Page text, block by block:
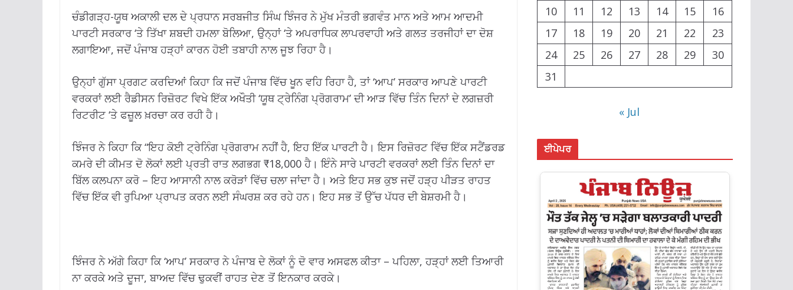
ਚੰਡੀਗੜ੍ਹ-ਯੂਥ ਅਕਾਲੀ ਦਲ ਦੇ ਪ੍ਰਧਾਨ ਸਰਬਜੀਤ ਸਿੰਘ ਝਿੰਜਰ ਨੇ ਮੁੱਖ ਮੰਤਰੀ ਭਗਵੰਤ ਮਾਨ ਅਤੇ ਆਮ ਆਦਮੀ
ਪਾਰਟੀ ਸਰਕਾਰ ‘ਤੇ ਤਿੱਖਾ ਸ਼ਬਦੀ ਹਮਲਾ ਬੋਲਿਆ, ਉਨ੍ਹਾਂ ‘ਤੇ ਅਪਰਾਧਿਕ ਲਾਪਰਵਾਹੀ ਅਤੇ ਗਲਤ ਤਰਜੀਹਾਂ ਦਾ ਦੋਸ਼
ਲਗਾਇਆ, ਜਦੋਂ ਪੰਜਾਬ ਹੜ੍ਹਾਂ ਕਾਰਨ ਹੋਈ ਤਬਾਹੀ ਨਾਲ ਜੂਝ ਰਿਹਾ ਹੈ।
ਉਨ੍ਹਾਂ ਗੁੱਸਾ ਪ੍ਰਗਟ ਕਰਦਿਆਂ ਕਿਹਾ ਕਿ ਜਦੋਂ ਪੰਜਾਬ ਵਿੱਚ ਖੂਨ ਵਹਿ ਰਿਹਾ ਹੈ, ਤਾਂ ‘ਆਪ’ ਸਰਕਾਰ ਆਪਣੇ ਪਾਰਟੀ
ਵਰਕਰਾਂ ਲਈ ਰੈਡੀਸਨ ਰਿਜ਼ੋਰਟ ਵਿਖੇ ਇੱਕ ਅਖੌਤੀ ‘ਯੂਥ ਟ੍ਰੇਨਿੰਗ ਪ੍ਰੋਗਰਾਮ’ ਦੀ ਆੜ ਵਿੱਚ ਤਿੰਨ ਦਿਨਾਂ ਦੇ ਲਗਜ਼ਰੀ
ਰਿਟਰੀਟ ‘ਤੇ ਫਜ਼ੂਲ ਖ਼ਰਚਾ ਕਰ ਰਹੀ ਹੈ।
ਝਿੰਜਰ ਨੇ ਕਿਹਾ ਕਿ “ਇਹ ਕੋਈ ਟ੍ਰੇਨਿੰਗ ਪ੍ਰੋਗਰਾਮ ਨਹੀਂ ਹੈ, ਇਹ ਇੱਕ ਪਾਰਟੀ ਹੈ। ਇਸ ਰਿਜ਼ੋਰਟ ਵਿੱਚ ਇੱਕ ਸਟੈਂਡਰਡ
ਕਮਰੇ ਦੀ ਕੀਮਤ ਦੋ ਲੋਕਾਂ ਲਈ ਪ੍ਰਤੀ ਰਾਤ ਲਗਭਗ ₹18,000 ਹੈ। ਇੰਨੇ ਸਾਰੇ ਪਾਰਟੀ ਵਰਕਰਾਂ ਲਈ ਤਿੰਨ ਦਿਨਾਂ ਦਾ
ਬਿੱਲ ਕਲਪਨਾ ਕਰੋ – ਇਹ ਆਸਾਨੀ ਨਾਲ ਕਰੋੜਾਂ ਵਿੱਚ ਚਲਾ ਜਾਂਦਾ ਹੈ। ਅਤੇ ਇਹ ਸਭ ਕੁਝ ਜਦੋਂ ਹੜ੍ਹ ਪੀੜਤ ਰਾਹਤ
ਵਿੱਚ ਇੱਕ ਵੀ ਰੁਪਿਆ ਪ੍ਰਾਪਤ ਕਰਨ ਲਈ ਸੰਘਰਸ਼ ਕਰ ਰਹੇ ਹਨ। ਇਹ ਸਭ ਤੋਂ ਉੱਚ ਪੱਧਰ ਦੀ ਬੇਸ਼ਰਮੀ ਹੈ।
ਝਿੰਜਰ ਨੇ ਅੱਗੇ ਕਿਹਾ ਕਿ ‘ਆਪ’ ਸਰਕਾਰ ਨੇ ਪੰਜਾਬ ਦੇ ਲੋਕਾਂ ਨੂੰ ਦੋ ਵਾਰ ਅਸਫਲ ਕੀਤਾ – ਪਹਿਲਾ, ਹੜ੍ਹਾਂ ਲਈ ਤਿਆਰੀ
ਨਾ ਕਰਕੇ ਅਤੇ ਦੂਜਾ, ਬਾਅਦ ਵਿੱਚ ਢੁਕਵੀਂ ਰਾਹਤ ਦੇਣ ਤੋਂ ਇਨਕਾਰ ਕਰਕੇ।
10
11 12 13 14 15
16
17
18 19 20 21 22
23
24
25 26 27 28 29
30
31
« Jul
ਈਪੇਪਰ